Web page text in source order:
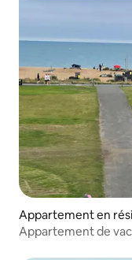
Appartement en
Appartement de